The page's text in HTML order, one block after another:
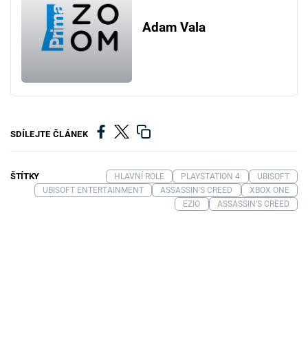
Adam Vala
SDÍLEJTE ČLÁNEK
ŠTÍTKY HLAVNÍ ROLE PLAYSTATION 4
UBISOFT
UBISOFT ENTERTAINMENT
ASSASSIN'S CREED
XBOX ONE
EZIO
ASSASSIN’S CREED